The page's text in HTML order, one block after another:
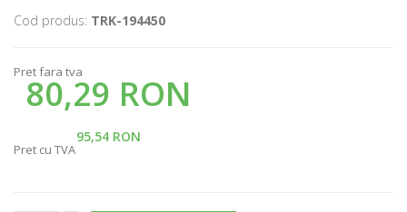
Cod produs: TRK-194450
Pret fara tva
80,29 RON
95,54 RON
Pret cu TVA